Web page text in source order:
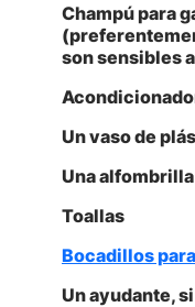
Champú para
son sensibles
Un vaso de
Una
Toallas
Bocadillos
Un ayudante,